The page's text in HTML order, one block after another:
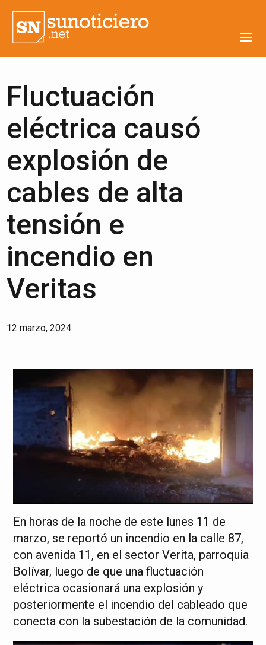
Fluctuación
eléctrica causó
explosión de
cables de alta
tensión e
incendio en
Veritas
12 marzo, 2024
En horas de la noche de este lunes 11 de
marzo, se reportó un incendio en la calle 87,
con avenida 11, en el sector Verita, parroquia
Bolívar, luego de que una fluctuación
eléctrica ocasionará una explosión y
posteriormente el incendio del cableado que
conecta con la subestación de la comunidad.